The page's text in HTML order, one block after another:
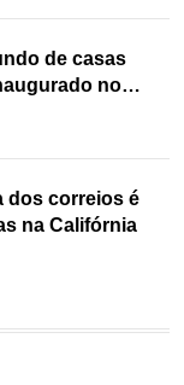
de casas
no
dos correios é
na Califórnia